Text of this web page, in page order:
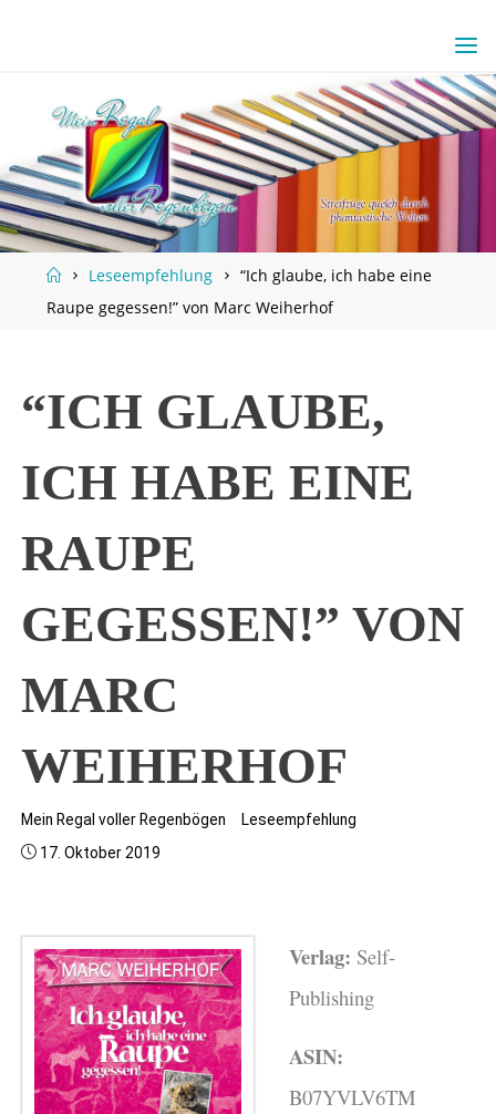
HomeLeseempfehlung
“Ich glaube, ich habe eine
Raupe gegessen!” von Marc Weiherhof
“ICH GLAUBE,
ICH HABE EINE
RAUPE
GEGESSEN!” VON
MARC
WEIHERHOF
Mein Regal voller Regenbögen
Leseempfehlung
17. Oktober 2019
Verlag: Self-
Publishing
ASIN:
B07YVLV6TM